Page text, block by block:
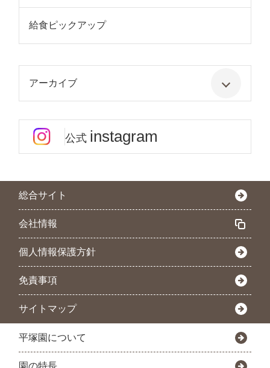
給食ピックアップ
アーカイブ
公式 instagram
総合サイト
会社情報
個人情報保護方針
免責事項
サイトマップ
平塚園について
園の特長